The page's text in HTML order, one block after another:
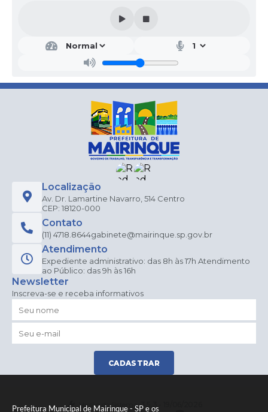
Prefeitura Municipal de Mairinque - SP e os
Localização
Av. Dr. Lamartine Navarro, 514 Centro
CEP: 18120-000
Contato
(11) 4718.8644gabinete@mairinque.sp.gov.br
Atendimento
Expediente administrativo: das 8h às 17h Atendimento
ao Público: das 9h às 16h
Newsletter
Inscreva-se e receba informativos
CADASTRAR
Versão do Sistema:3.5.3 - 19/06/2026